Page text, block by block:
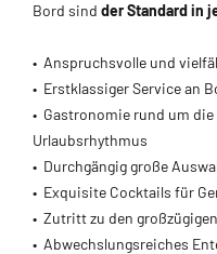
Bord sind der Standard in
• Anspruchsvolle und
• Erstklassiger Service an
• Gastronomie rund um
Urlaubsrhythmus
• Durchgängig große
• Exquisite Cocktails für
• Zutritt zu den
• Abwechslungsreiches